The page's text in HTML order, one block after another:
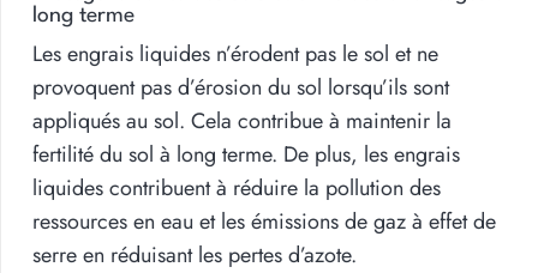
long terme
Les engrais liquides n’érodent pas le sol et ne
provoquent pas d’érosion du sol lorsqu’ils sont
appliqués au sol. Cela contribue à maintenir la
fertilité du sol à long terme. De plus, les engrais
liquides contribuent à réduire la pollution des
ressources en eau et les émissions de gaz à effet de
serre en réduisant les pertes d’azote.